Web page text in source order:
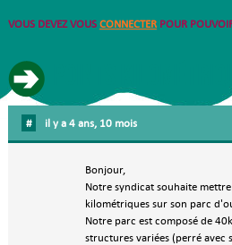
VOUS DEVEZ VOUS CONNECTERPOUR
Points
# il y a 4 ans, 10 mois
Bonjour,
Notre syndicat souhaite
kilométriques sur son parc
Notre parc est composé de
structures variées (perré avec